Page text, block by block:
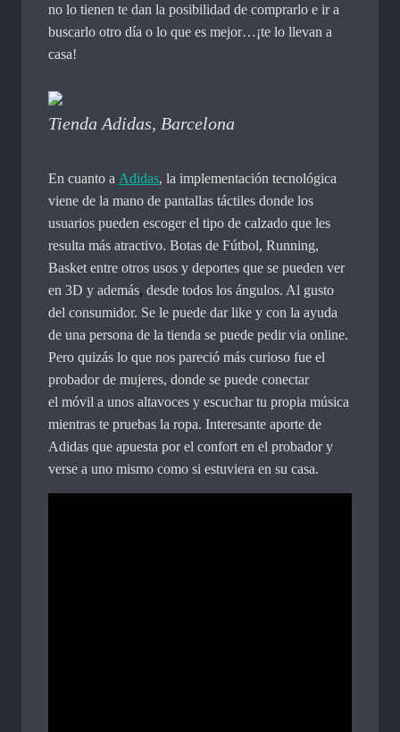
no lo tienen te dan la posibilidad de comprarlo e ir a
buscarlo otro día o lo que es mejor…¡te lo llevan a
casa!
Tienda Adidas, Barcelona
En cuanto a Adidas, la implementación tecnológica
viene de la mano de pantallas táctiles donde los
usuarios pueden escoger el tipo de calzado que les
resulta más atractivo. Botas de Fútbol, Running,
Basket entre otros usos y deportes que se pueden ver
en 3D y además, desde todos los ángulos. Al gusto
del consumidor. Se le puede dar like y con la ayuda
de una persona de la tienda se puede pedir via online.
Pero quizás lo que nos pareció más curioso fue el
probador de mujeres, donde se puede conectar
el móvil a unos altavoces y escuchar tu propia música
mientras te pruebas la ropa. Interesante aporte de
Adidas que apuesta por el confort en el probador y
verse a uno mismo como si estuviera en su casa.